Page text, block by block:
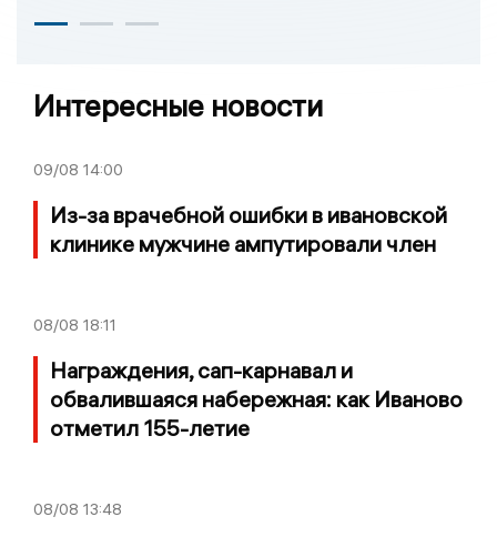
Интересные новости
09/08 14:00
Из-за врачебной ошибки в ивановской
клинике мужчине ампутировали член
08/08 18:11
Награждения, сап-карнавал и
обвалившаяся набережная: как Иваново
отметил 155-летие
08/08 13:48